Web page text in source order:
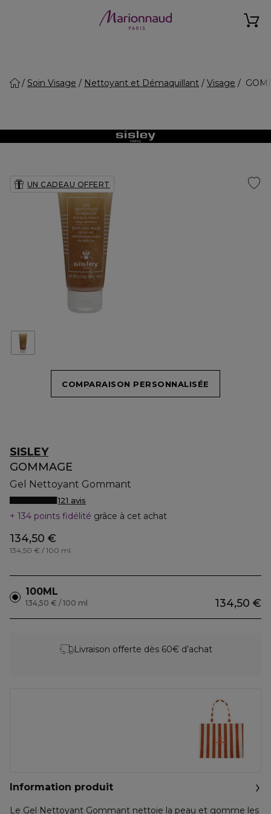
Soin Visage Nettoyant et Démaquillant Visage
UN CADEAU OFFERT
COMPARAISON PERSONNALISÉE
SISLEY
GOMMAGE
Gel Nettoyant Gommant
121 avis
134 points fidélité grâce à cet achat
134,50 €
134,50 € / 100 ml
100ML
134,50 €
134,50 € / 100 ml
Livraison offerte dès 60€ d’achat
Information produit
Le Gel Nettoyant Gommant nettoie la peau et gomme les